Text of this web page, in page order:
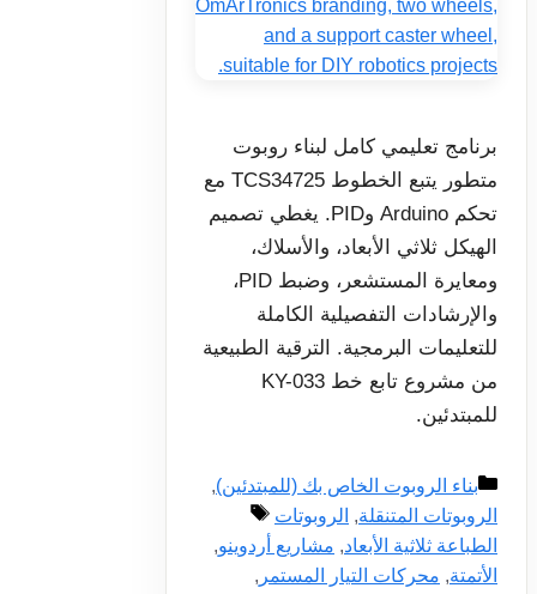
برنامج تعليمي كامل لبناء روبوت
متطور يتبع الخطوط TCS34725 مع
تحكم Arduino وPID. يغطي تصميم
الهيكل ثلاثي الأبعاد، والأسلاك،
ومعايرة المستشعر، وضبط PID،
والإرشادات التفصيلية الكاملة
للتعليمات البرمجية. الترقية الطبيعية
من مشروع تابع خط KY-033
للمبتدئين.
التصنيفات
بناء الروبوت الخاص بك (للمبتدئين),
الروبوتات المتنقلة, الروبوتات
الوسوم
الطباعة ثلاثية الأبعاد, مشاريع أردوينو,
الأتمتة, محركات التيار المستمر ,